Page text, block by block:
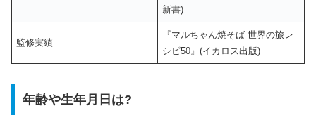
新書)
監修実績
『マルちゃん焼そば 世界の旅レ
シピ50』(イカロス出版)
年齢や生年月日は?